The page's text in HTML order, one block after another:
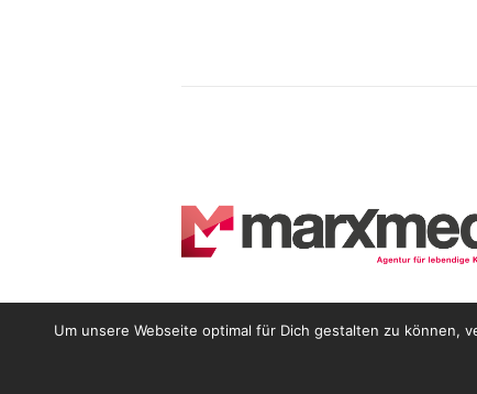
Um unsere Webseite optimal für Dich gestalten zu können,